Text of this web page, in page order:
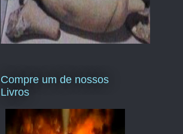
Compre um de nossos
Livros